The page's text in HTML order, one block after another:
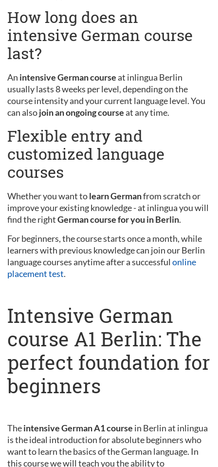
How long does an
intensive German course
last?
An intensive German courseat inlingua Berlin
usually lasts 8 weeks per level, depending on the
course intensity and your current language level. You
can alsojoin an ongoing courseat any time.
Flexible entry and
customized language
courses
Whether you want tolearn Germanfrom scratch or
improve your existing knowledge - at inlingua you will
find the rightGerman course for you in Berlin.
For beginners, the course starts once a month, while
learners with previous knowledge can join our Berlin
language courses anytime after a successful online
placement test.
Intensive German
course A1 Berlin: The
perfect foundation for
beginners
Theintensive German A1 course in Berlin at inlingua
is the ideal introduction for absolute beginners who
want to learn the basics of the German language. In
this course we will teach you the ability to